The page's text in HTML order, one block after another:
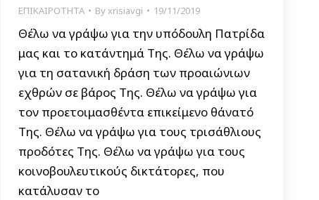
ΕΠΙΚΑΙΡΟΤΗΤΑ Byxrisiavgi 19/11/2019
Θέλω να γράψω για την υπόδουλη Πατρίδα
μας και το κατάντημά Της. Θέλω να γράψω
για τη σατανική δράση των προαιώνιων
εχθρών σε βάρος Της. Θέλω να γράψω για
τον προετοιμασθέντα επικείμενο θάνατό
Της. Θέλω να γράψω για τους τρισάθλιους
προδότες Της. Θέλω να γράψω για τους
κοινοβουλευτικούς δικτάτορες, που
κατάλυσαν το